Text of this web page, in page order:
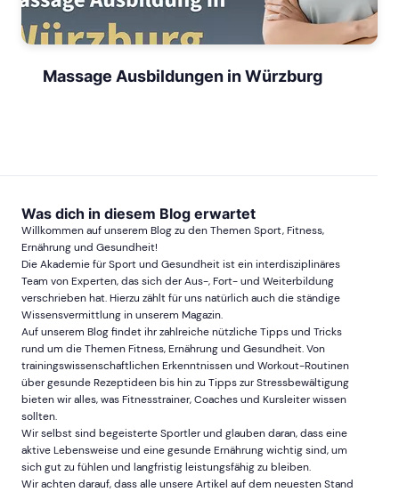
Massage Ausbildungen in Würzburg
Was dich in diesem Blog erwartet
Willkommen auf unserem Blog zu den Themen Sport, Fitness,
Ernährung und Gesundheit!
Die Akademie für Sport und Gesundheit ist ein interdisziplinäres
Team von Experten, das sich der Aus-, Fort- und Weiterbildung
verschrieben hat. Hierzu zählt für uns natürlich auch die ständige
Wissensvermittlung in unserem Magazin.
Auf unserem Blog findet ihr zahlreiche nützliche Tipps und Tricks
rund um die Themen Fitness, Ernährung und Gesundheit. Von
trainingswissenschaftlichen Erkenntnissen und Workout-Routinen
über gesunde Rezeptideen bis hin zu Tipps zur Stressbewältigung
bieten wir alles, was Fitnesstrainer, Coaches und Kursleiter wissen
sollten.
Wir selbst sind begeisterte Sportler und glauben daran, dass eine
aktive Lebensweise und eine gesunde Ernährung wichtig sind, um
sich gut zu fühlen und langfristig leistungsfähig zu bleiben.
Wir achten darauf, dass alle unsere Artikel auf dem neuesten Stand